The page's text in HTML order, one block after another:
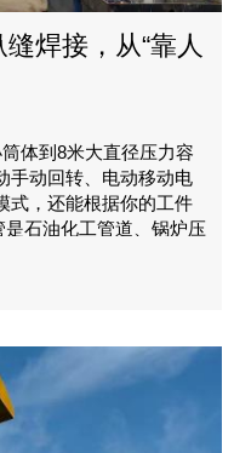
焊接，从“靠人
体到8米大直径压力容
手动回转、电动移动电
式，还能根据你的工件
石油化工管道、锅炉压
都能精准匹配需求。